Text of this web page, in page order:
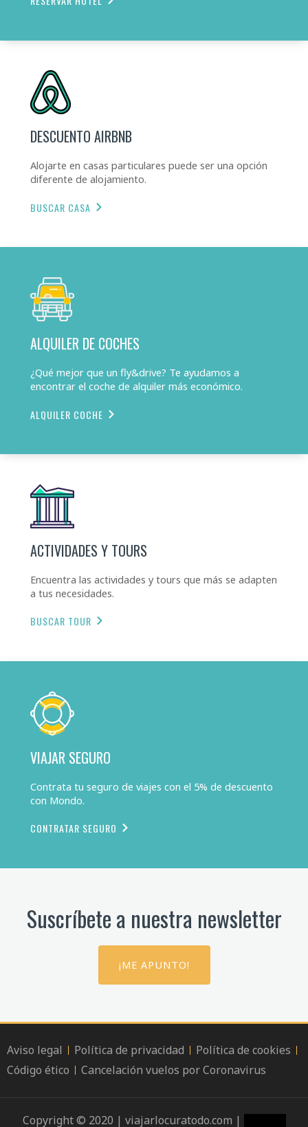
DESCUENTO AIRBNB
Alojarte en casas particulares puede ser una opción
diferente de alojamiento.
BUSCAR CASA
ALQUILER DE COCHES
¿Qué mejor que un fly&drive? Te ayudamos a
encontrar el coche de alquiler más económico.
ALQUILER COCHE
ACTIVIDADES Y TOURS
Encuentra las actividades y tours que más se adapten
a tus necesidades.
BUSCAR TOUR
VIAJAR SEGURO
Contrata tu seguro de viajes con el 5% de descuento
con Mondo.
CONTRATAR SEGURO
Suscríbete a nuestra newsletter
¡ME APUNTO!
Aviso legal Política de privacidad
Política de cookies
Código ético
Cancelación vuelos por Coronavirus
Copyright © 2020 | viajarlocuratodo.com |